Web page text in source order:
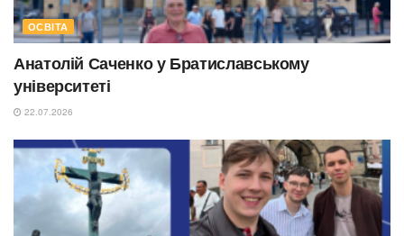
ОСВІТА
Анатолій Саченко у Братиславському
університеті
22.07.2026